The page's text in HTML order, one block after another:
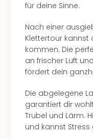
für deine Sinne.
Nach einer
Klettertour kannst
kommen. Die
an frischer Luft
fördert dein
Die abgelegene
garantiert dir
Trubel und Lärm.
und kannst